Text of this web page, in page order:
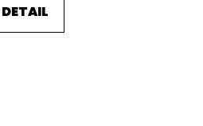
DETAIL